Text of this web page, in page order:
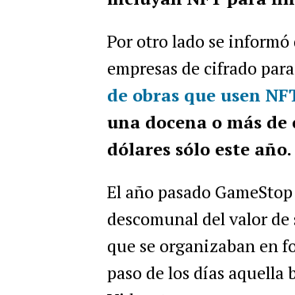
Por otro lado se informó
empresas de cifrado
de obras que usen
una docena o más
dólares sólo este año.
El año pasado
descomunal del valor
que se organizaban en
paso de los días